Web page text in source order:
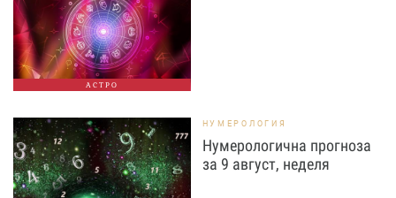
АСТРО
НУМЕРОЛОГИЯ
Нумерологична прогноза
за 9 август, неделя